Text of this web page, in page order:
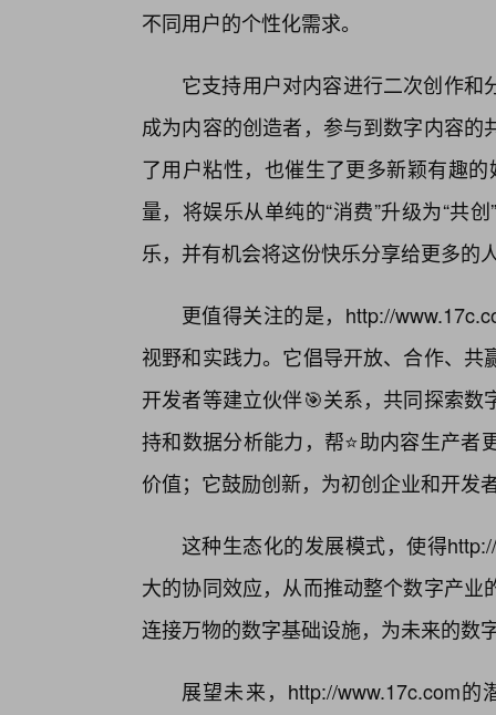
不同用户的个性化需求。
它支持用户对内容进行二次创作
成为内容的创造者，参与到数字内容
了用户粘性，也催生了更多新颖有趣
量，将娱乐从单纯的“消费”升级为“共
乐，并有机会将这份快乐分享给更多的
更值得关注的是，http://
视野和实践力。它倡导开放、合作、
开发者等建立伙伴🎯关系，共同探索
持和数据分析能力，帮⭐助内容生产
价值；它鼓励创新，为初创企业和开发
这种生态化的发展模式，使得
大的协同效应，从而推动整个数字产
连接万物的数字基础设施，为未来的数
展望未来，http://www.17c.com